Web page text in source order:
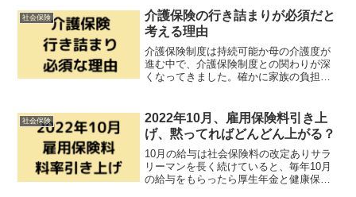
社会保険
介護保険の行き詰まりが必須だと
考える理由
介護保険制度は持続可能か母の介護度が
進む中で、介護保険制度との関わりが深
くなってきました。確かに家族の負担を
問に思うことも多いです。介護保険制度
は2000年の4月に始ま...
社会保険
2022年10月、雇用保険料引き上
げ、黙ってればどんどん上がる？
10月の給与は社会保険料の改定ありサラ
リーマンを長く続けていると、毎年10月
の給与をもらったら厚生年金と健康保険